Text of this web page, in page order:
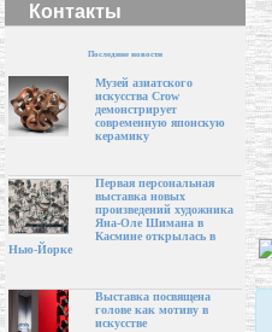
Контакты
Последние новости
Музей азиатского
искусства Crow
демонстрирует
современную японскую
керамику
Первая персональная
выставка новых
произведений художника
Яна-Оле Шимана в
Касмине открылась в
Нью-Йорке
Выставка посвящена
голове как мотиву в
искусстве